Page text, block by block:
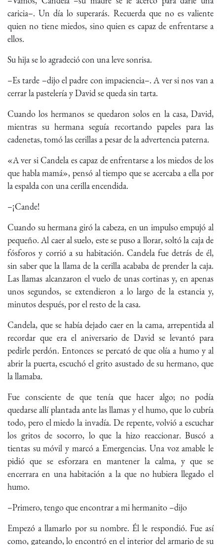
caricia–. Un día lo superarás. Recuerda que no es valiente
quien no tiene miedos, sino quien es capaz de enfrentarse a
ellos.
Su hija se lo agradeció con una leve sonrisa.
–Es tarde –dijo el padre con impaciencia–. A ver si nos van a
cerrar la pastelería y David se queda sin tarta.
Cuando los hermanos se quedaron solos en la casa, David,
mientras su hermana seguía recortando papeles para las
cadenetas, tomó las cerillas a pesar de la advertencia paterna.
«A ver si Candela es capaz de enfrentarse a los miedos de los
que habla mamá», pensó al tiempo que se acercaba a ella por
la espalda con una cerilla encendida.
–¡Cande!
Cuando su hermana giró la cabeza, en un impulso empujó al
pequeño. Al caer al suelo, este se puso a llorar, soltó la caja de
fósforos y corrió a su habitación. Candela fue detrás de él,
sin saber que la llama de la cerilla acababa de prender la caja.
Las llamas alcanzaron el vuelo de unas cortinas y, en apenas
unos segundos, se extendieron a lo largo de la estancia y,
minutos después, por el resto de la casa.
Candela, que se había dejado caer en la cama, arrepentida al
recordar que era el aniversario de David se levantó para
pedirle perdón. Entonces se percató de que olía a humo y al
abrir la puerta, escuchó el grito asustado de su hermano, que
la llamaba.
Fue consciente de que tenía que hacer algo; no podía
quedarse allí plantada ante las llamas y el humo, que lo cubría
todo, pero el miedo la invadía. De repente, volvió a escuchar
los gritos de socorro, lo que la hizo reaccionar. Buscó a
tientas su móvil y marcó a Emergencias. Una voz amable le
pidió que se esforzara en mantener la calma, y que se
encerrara en una habitación a la que no hubiera llegado el
humo.
–Primero, tengo que encontrar a mi hermanito –dijo
Empezó a llamarlo por su nombre. Él le respondió. Fue así
como, gateando, lo encontró en el interior del armario de su